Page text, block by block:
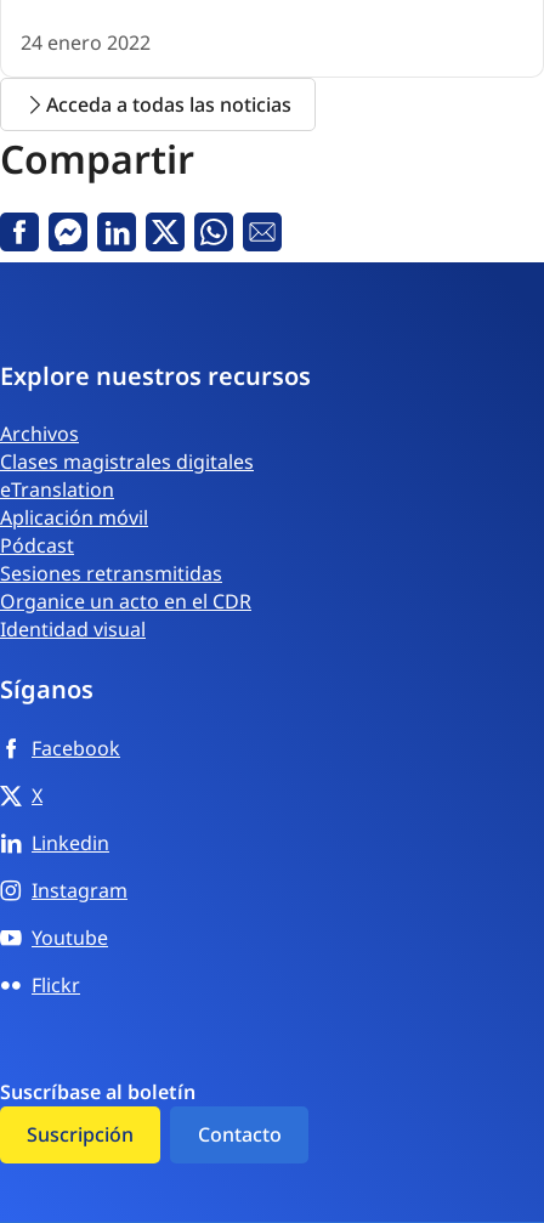
24 enero 2022
Acceda a todas las noticias
Compartir
FacebookMessenger
LinkedinTwitterWhatsapp
Correo
Explore nuestros recursos
Archivos
Clases magistrales digitales
eTranslation
Aplicación móvil
Pódcast
Sesiones retransmitidas
Organice un acto en el CDR
Identidad visual
Síganos
Facebook
X
Linkedin
Instagram
Youtube
Flickr
Suscríbase al boletín
Suscripción
Contacto